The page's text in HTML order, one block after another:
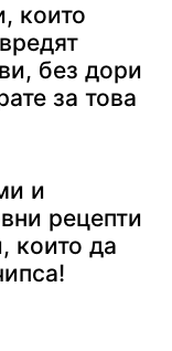
които
без дори
за това
и
рецепти
които да